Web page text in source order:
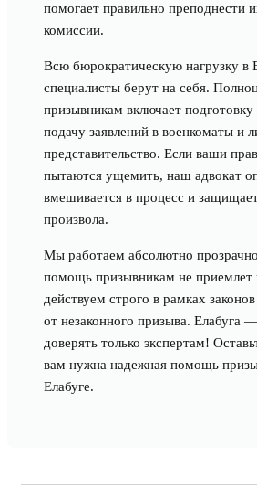
помогает правильно преподнести
комиссии.
Всю бюрократическую нагрузку в
специалисты берут на себя.
призывникам включает
подачу заявлений в военкоматы и
представительство. Если ваши
пытаются ущемить, наш адвокат
вмешивается в процесс и
произвола.
Мы работаем абсолютно
помощь призывникам не приемлет
действуем строго в рамках
от незаконного призыва. Елабуга
доверять только экспертам!
вам нужна надежная помощь
Елабуге.